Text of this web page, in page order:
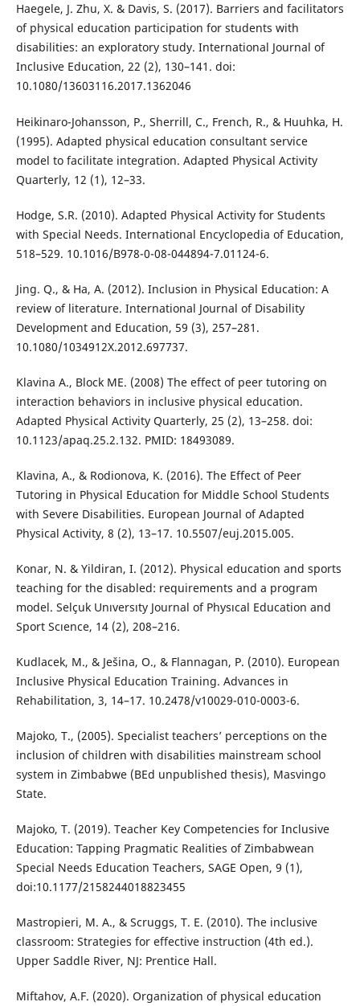
Haegele, J. Zhu, X. & Davis, S. (2017). Barriers and facilitators
of physical education participation for students with
disabilities: an exploratory study. International Journal of
Inclusive Education, 22 (2), 130–141. doi:
10.1080/13603116.2017.1362046
Heikinaro-Johansson, P., Sherrill, C., French, R., & Huuhka, H.
(1995). Adapted physical education consultant service
model to facilitate integration. Adapted Physical Activity
Quarterly, 12 (1), 12–33.
Hodge, S.R. (2010). Adapted Physical Activity for Students
with Special Needs. International Encyclopedia of Education,
518–529. 10.1016/B978-0-08-044894-7.01124-6.
Jing. Q., & Ha, A. (2012). Inclusion in Physical Education: A
review of literature. International Journal of Disability
Development and Education, 59 (3), 257–281.
10.1080/1034912X.2012.697737.
Klavina A., Block ME. (2008) The effect of peer tutoring on
interaction behaviors in inclusive physical education.
Adapted Physical Activity Quarterly, 25 (2), 13–258. doi:
10.1123/apaq.25.2.132. PMID: 18493089.
Klavina, A., & Rodionova, K. (2016). The Effect of Peer
Tutoring in Physical Education for Middle School Students
with Severe Disabilities. European Journal of Adapted
Physical Activity, 8 (2), 13–17. 10.5507/euj.2015.005.
Konar, N. & Yildiran, I. (2012). Physical education and sports
teaching for the disabled: requirements and a program
model. Selçuk Unıversıty Journal of Physıcal Education and
Sport Scıence, 14 (2), 208–216.
Kudlacek, M., & Ješina, O., & Flannagan, P. (2010). European
Inclusive Physical Education Training. Advances in
Rehabilitation, 3, 14–17. 10.2478/v10029-010-0003-6.
Majoko, T., (2005). Specialist teachers’ perceptions on the
inclusion of children with disabilities mainstream school
system in Zimbabwe (BEd unpublished thesis), Masvingo
State.
Majoko, T. (2019). Teacher Key Competencies for Inclusive
Education: Tapping Pragmatic Realities of Zimbabwean
Special Needs Education Teachers, SAGE Open, 9 (1),
doi:10.1177/2158244018823455
Mastropieri, M. A., & Scruggs, T. E. (2010). The inclusive
classroom: Strategies for effective instruction (4th ed.).
Upper Saddle River, NJ: Prentice Hall.
Miftahov, A.F. (2020). Organization of physical education